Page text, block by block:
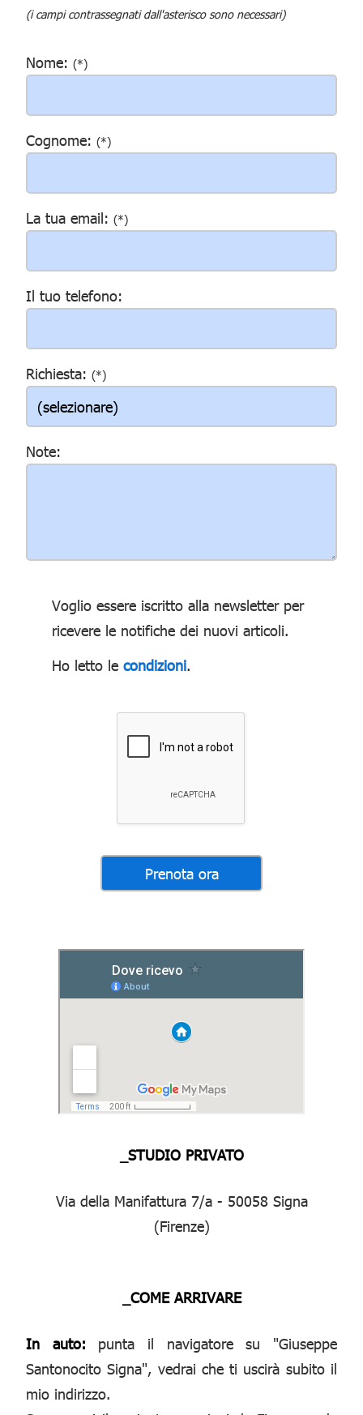
(i campi contrassegnati dall'asterisco sono necessari)
Nome: (*)
Cognome: (*)
La tua email: (*)
Il tuo telefono:
Richiesta: (*)
Note:
Voglio essere iscritto alla newsletter per
ricevere le notifiche dei nuovi articoli.
Ho letto le condizioni.
_STUDIO PRIVATO
Via della Manifattura 7/a - 50058 Signa
(Firenze)
_COME ARRIVARE
In auto: punta il navigatore su "Giuseppe
Santonocito Signa", vedrai che ti uscirà subito il
mio indirizzo.